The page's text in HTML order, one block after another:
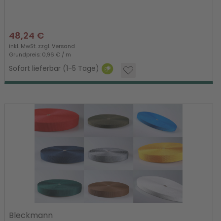
48,24 €
inkl. MwSt. zzgl.Versand
Grundpreis: 0,96 € / m
Sofort lieferbar (1-5 Tage)
Bleckmann